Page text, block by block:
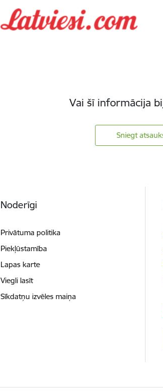
Vai šī informācija
Sniegt
Noderīgi
Privātuma politika
Piekļūstamība
Lapas karte
Viegli lasīt
Sīkdatņu izvēles maiņa